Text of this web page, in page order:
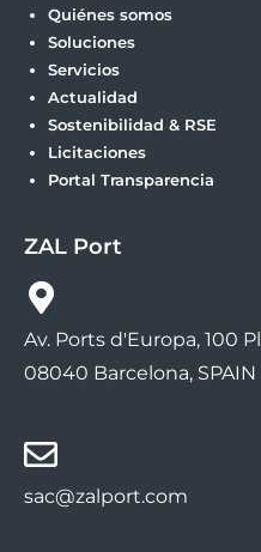
Quiénes somos
Soluciones
Servicios
Actualidad
Sostenibilidad & RSE
Licitaciones
Portal Transparencia
ZAL Port
Av. Ports d'Europa, 100
08040 Barcelona, SPAIN
sac@zalport.com